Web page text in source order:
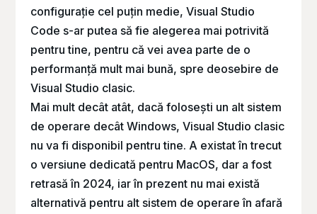
configurație cel puțin medie, Visual Studio
Code s-ar putea să fie alegerea mai potrivită
pentru tine, pentru că vei avea parte de o
performanță mult mai bună, spre deosebire de
Visual Studio clasic.
Mai mult decât atât, dacă folosești un alt sistem
de operare decât Windows, Visual Studio clasic
nu va fi disponibil pentru tine. A existat în trecut
o versiune dedicată pentru MacOS, dar a fost
retrasă în 2024, iar în prezent nu mai există
alternativă pentru alt sistem de operare în afară